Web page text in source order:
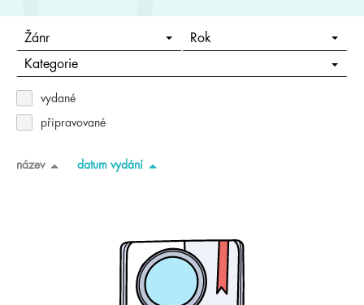
Žánr Rok
Kategorie
vydané
připravované
název datum vydání